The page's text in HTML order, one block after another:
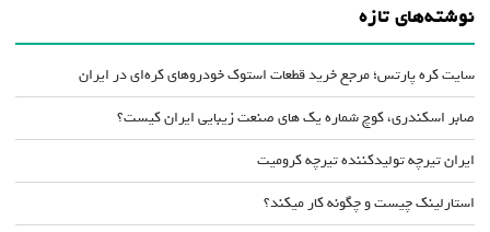
نوشته‌های تازه
سایت کره پارتس؛ مرجع خرید قطعات استوک خودروهای کره‌ای در ایران
صابر اسکندری، کوچ شماره یک های صنعت زیبایی ایران کیست؟
ایران تیرچه تولیدکننده تیرچه کرومیت
استارلینک چیست و چگونه کار میکند؟